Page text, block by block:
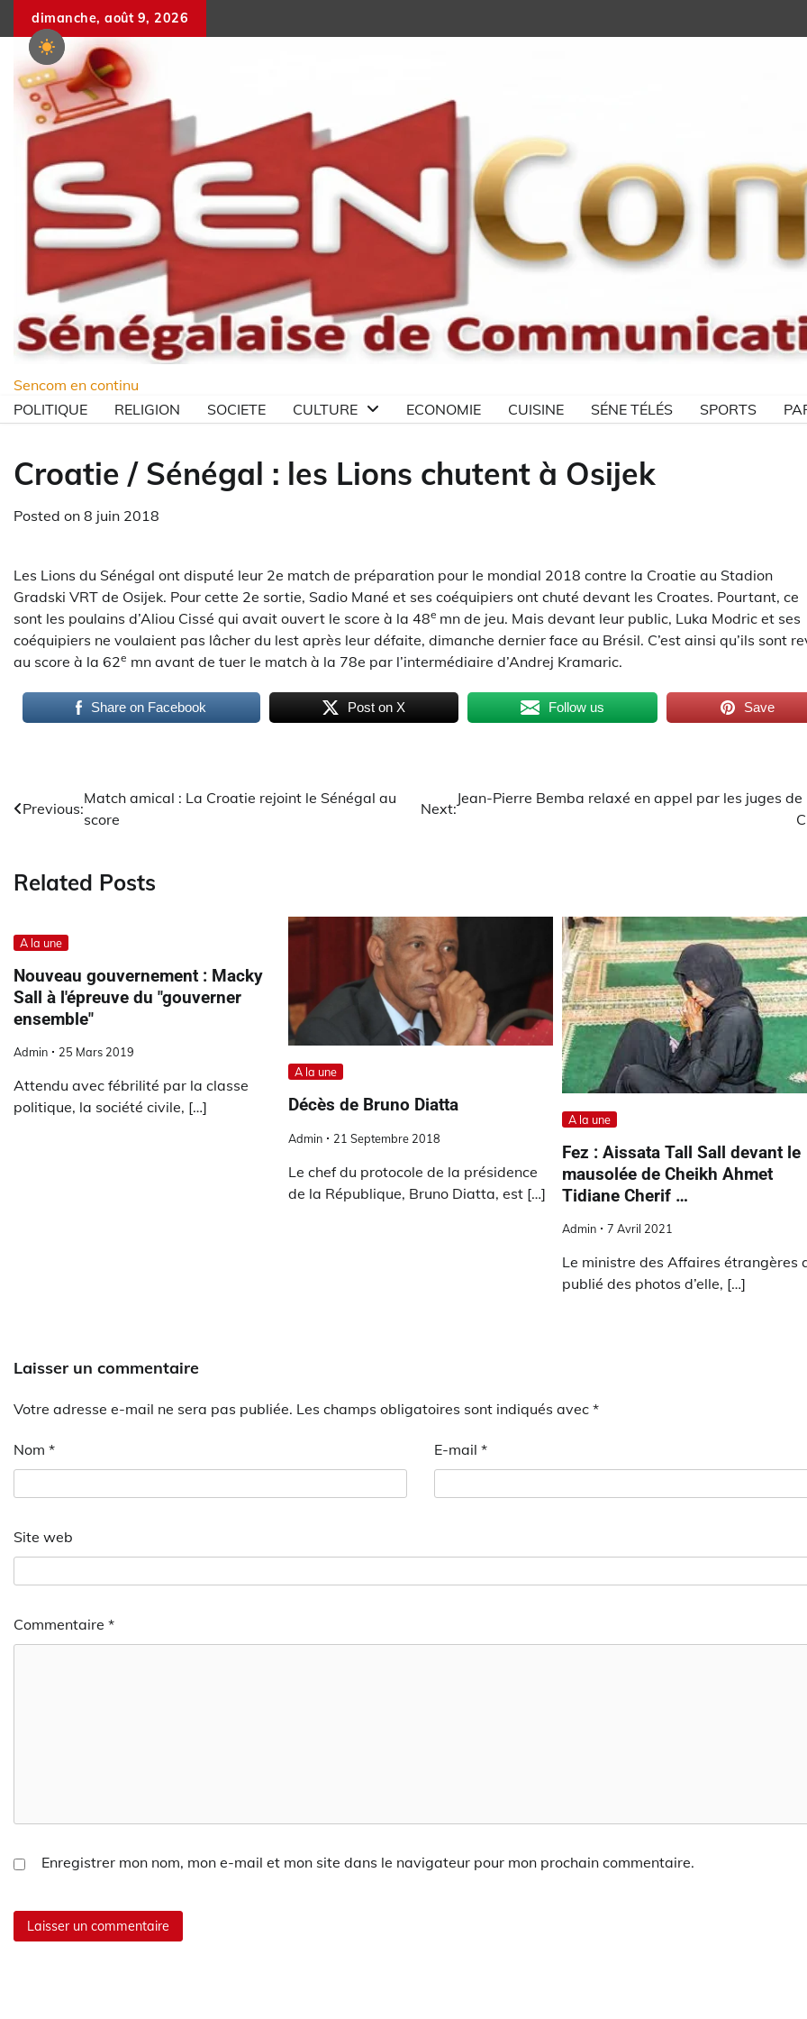
content
dimanche, août 9, 2026
Sencom en continu
POLITIQUE
RELIGION SOCIETE CULTURE ECONOMIE CUISINE SÉNE TÉLÉS SPORTS
Croatie / Sénégal : les Lions chutent à Osijek
Posted on 8 juin 2018
Les Lions du Sénégal ont disputé leur 2e match de préparation pour le mondial 2018 contre la Croatie au Stadion
Gradski VRT de Osijek. Pour cette 2e sortie, Sadio Mané et ses coéquipiers ont chuté devant les Croates. Pourtant, ce
sont les poulains d’Aliou Cissé qui avait ouvert le score à la 48e mn de jeu. Mais devant leur public, Luka Modric et ses
coéquipiers ne voulaient pas lâcher du lest après leur défaite, dimanche dernier face au Brésil. C’est ainsi qu’ils sont
au score à la 62e mn avant de tuer le match à la 78e par l’intermédiaire d’Andrej Kramaric.
Share on Facebook Post on X Follow us Save
Navigation
l’article
Previous:
Match amical : La Croatie rejoint le Sénégal au
score
Next:
Jean-Pierre Bemba relaxé en appel par les juges de
Related Posts
A la une
Nouveau gouvernement : Macky
Sall à l'épreuve du "gouverner
ensemble"
Admin 25 Mars 2019
Attendu avec fébrilité par la classe
politique, la société civile, […]
A la une
Décès de Bruno Diatta
Admin 21 Septembre 2018
Le chef du protocole de la présidence
de la République, Bruno Diatta, est […]
A la une
Fez : Aissata Tall Sall devant le
mausolée de Cheikh Ahmet
Tidiane Cherif …
Admin 7 Avril 2021
Le ministre des Affaires étrangères
publié des photos d’elle, […]
Laisser un commentaire
Votre adresse e-mail ne sera pas publiée. Les champs obligatoires sont indiqués avec *
Nom * E-mail *
Site web
Commentaire *
Enregistrer mon nom, mon e-mail et mon site dans le navigateur pour mon prochain commentaire.